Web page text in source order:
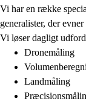
Vi har en række
generalister, der
Vi løser dagligt
Dronemåling
Landmåling